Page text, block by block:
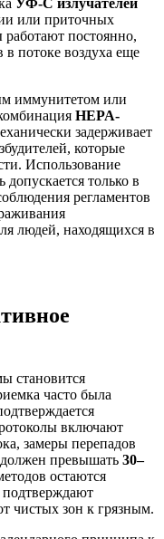
или приточных
постоянно,
в потоке воздуха еще
иммунитетом или
HEPA-
задерживает
которые
Использование
допускается только в
регламентов
людей, находящихся в
становится
часто была
включают
замеры перепадов
превышать 30–
остаются
подтверждают
чистых зон к грязным.